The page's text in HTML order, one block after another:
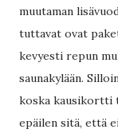
muutaman
tuttavat ovat
kevyesti repun
saunakylään.
koska kausikortti
epäilen sitä, että